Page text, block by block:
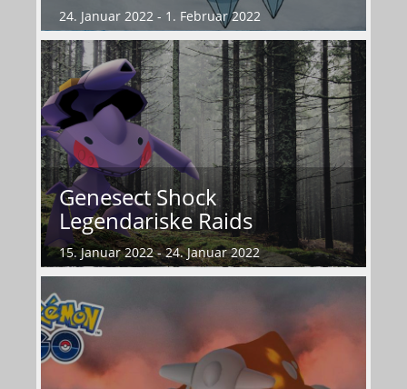
24. Januar 2022 - 1. Februar 2022
Genesect Shock
Legendariske Raids
15. Januar 2022 - 24. Januar 2022